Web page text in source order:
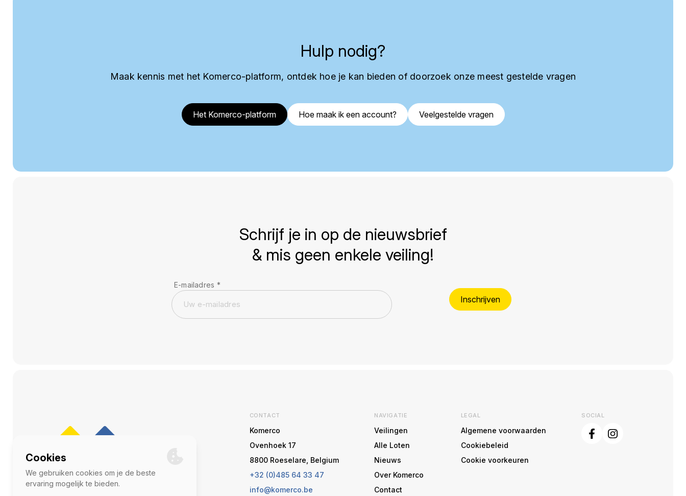
Hulp nodig?
Maak kennis met het Komerco-platform, ontdek hoe je kan bieden of doorzoek onze meest gestelde vragen
Het Komerco-platform Hoe maak ik een account? Veelgestelde vragen
Schrijf je in op de nieuwsbrief
& mis geen enkele veiling!
E-mailadres *
Inschrijven
CONTACT
Komerco
Ovenhoek 17
8800 Roeselare, Belgium
+32 (0)485 64 33 47
info@komerco.be
NAVIGATIE
Veilingen
Alle Loten
Nieuws
Over Komerco
Contact
LEGAL
Algemene voorwaarden
Cookiebeleid
Cookie voorkeuren
SOCIAL